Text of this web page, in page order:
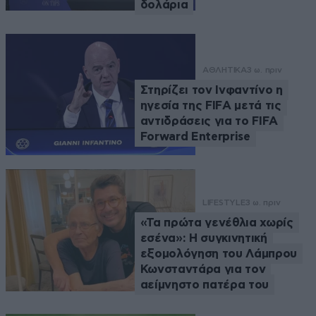
δολάρια
ΑΘΛΗΤΙΚΑ3 ω. πριν
Στηρίζει τον Ινφαντίνο η
ηγεσία της FIFA μετά τις
αντιδράσεις για το FIFA
Forward Enterprise
LIFESTYLE3 ω. πριν
«Τα πρώτα γενέθλια χωρίς
εσένα»: Η συγκινητική
εξομολόγηση του Λάμπρου
Κωνσταντάρα για τον
αείμνηστο πατέρα του